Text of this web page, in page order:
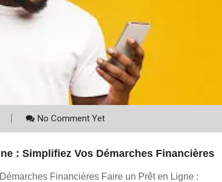
No Comment Yet
: Simplifiez Vos Démarches Financières
Financières Faire un Prêt en Ligne :